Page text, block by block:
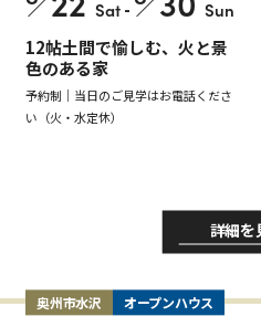
Sat-
Sun
12帖土間で愉しむ、火と景
色のある家
予約制｜当日のご見学はお電話くださ
い（火・水定休）
詳細を
奥州市水沢 オープンハウス